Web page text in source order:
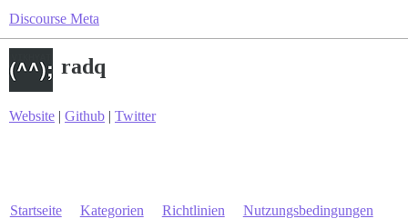
Discourse Meta
radq
Website | Github | Twitter
Startseite Kategorien Richtlinien Nutzungsbedingungen